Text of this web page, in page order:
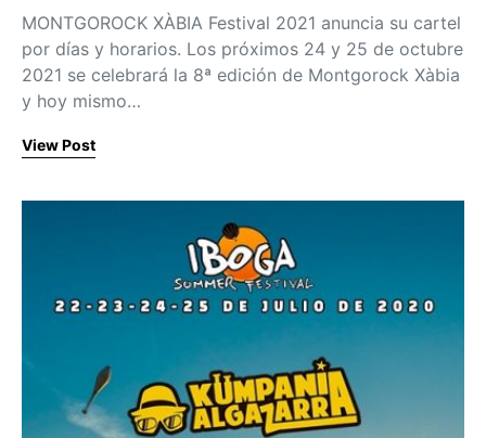
MONTGOROCK XÀBIA Festival 2021 anuncia su cartel
por días y horarios. Los próximos 24 y 25 de octubre
2021 se celebrará la 8ª edición de Montgorock Xàbia
y hoy mismo…
View Post